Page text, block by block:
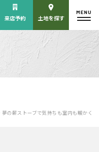
学会・
来店予約 土地を探す
MENU
夢の薪ストーブで気持ちも室内も暖かく